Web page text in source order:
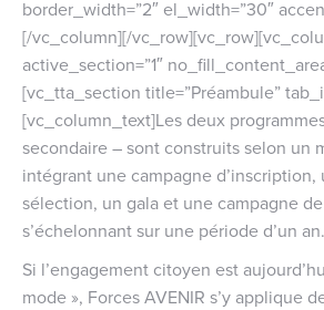
border_width=”2″ el_width=”30″
[/vc_column][/
active_section=”1″
[vc_tta_section title=”Préambule”
[vc_column_text]Les deux
secondaire – sont construits selon un
intégrant une campagne
sélection, un gala et une campagne
s’échelonnant sur une période d’un an.
Si l’engagement citoyen est
mode », Forces AVENIR s’y applique